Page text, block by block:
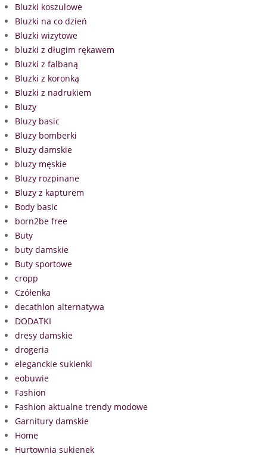
Bluzki koszulowe
Bluzki na co dzień
Bluzki wizytowe
bluzki z długim rękawem
Bluzki z falbaną
Bluzki z koronką
Bluzki z nadrukiem
Bluzy
Bluzy basic
Bluzy bomberki
Bluzy damskie
bluzy męskie
Bluzy rozpinane
Bluzy z kapturem
Body basic
born2be free
Buty
buty damskie
Buty sportowe
cropp
Czółenka
decathlon alternatywa
DODATKI
dresy damskie
drogeria
eleganckie sukienki
eobuwie
Fashion
Fashion aktualne trendy modowe
Garnitury damskie
Home
Hurtownia sukienek